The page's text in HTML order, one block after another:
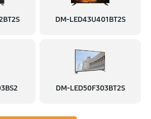
DM-LED43U401BT2S
DM-LED50F303BT2S